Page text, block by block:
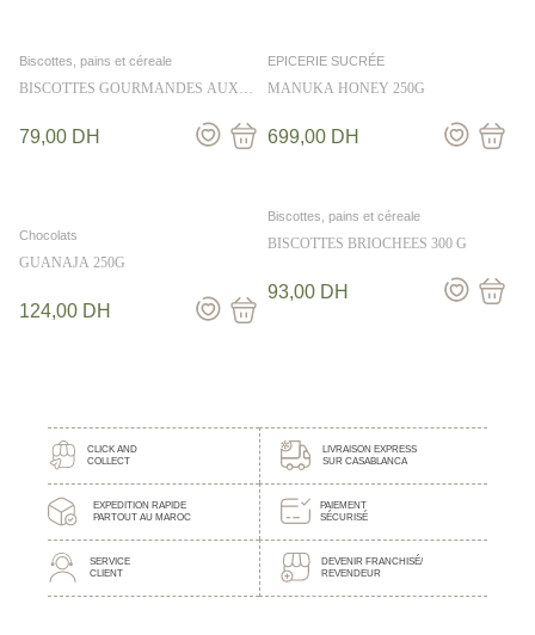
Biscottes, pains et céreale
BISCOTTES GOURMANDES AUX
79,00 DH
EPICERIE SUCRÉE
MANUKA HONEY 250G
699,00 DH
Chocolats
GUANAJA 250G
124,00 DH
Biscottes, pains et céreale
BISCOTTES BRIOCHEES 300 G
93,00 DH
CLICK AND
COLLECT
LIVRAISON EXPRESS
SUR CASABLANCA
EXPEDITION RAPIDE
PARTOUT AU MAROC
PAIEMENT
SÉCURISÉ
SERVICE
CLIENT
DEVENIR FRANCHISÉ/
REVENDEUR